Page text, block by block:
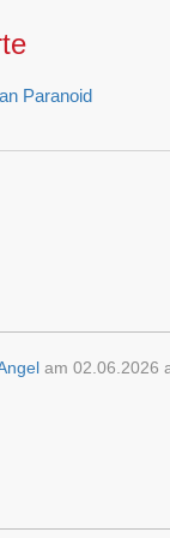
Paranoid
am 02.06.2026